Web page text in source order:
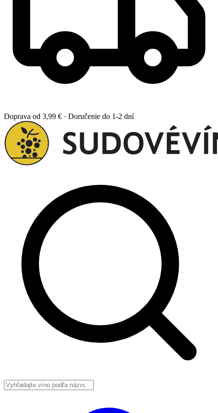
Doprava od 3,99 € · Doručenie do 1-2 dní